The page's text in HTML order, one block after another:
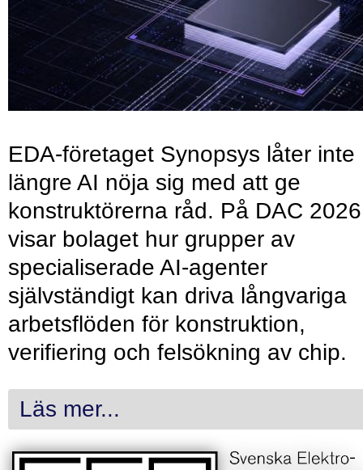
EDA-företaget Synopsys låter inte
längre AI nöja sig med att ge
konstruktörerna råd. På DAC 2026
visar bolaget hur grupper av
specialiserade AI-agenter
självständigt kan driva långvariga
arbetsflöden för konstruktion,
verifiering och felsökning av chip.
Läs mer...